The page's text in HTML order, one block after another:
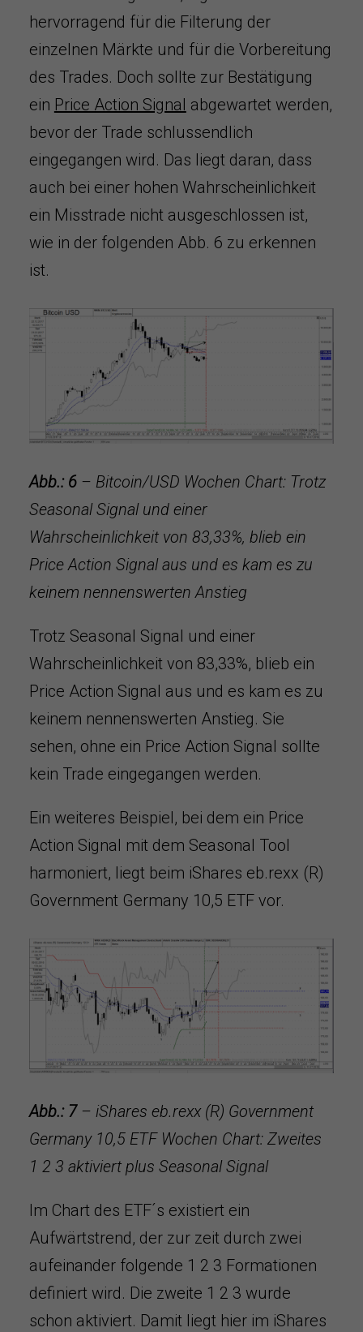
hervorragend für die Filterung der
einzelnen Märkte und für die Vorbereitung
des Trades. Doch sollte zur Bestätigung
ein Price Action Signal abgewartet werden,
bevor der Trade schlussendlich
eingegangen wird. Das liegt daran, dass
auch bei einer hohen Wahrscheinlichkeit
ein Misstrade nicht ausgeschlossen ist,
wie in der folgenden Abb. 6 zu erkennen
ist.
Abb.: 6– Bitcoin/USD Wochen Chart: Trotz
Seasonal Signal und einer
Wahrscheinlichkeit von 83,33%, blieb ein
Price Action Signal aus und es kam es zu
keinem nennenswerten Anstieg
Trotz Seasonal Signal und einer
Wahrscheinlichkeit von 83,33%, blieb ein
Price Action Signal aus und es kam es zu
keinem nennenswerten Anstieg. Sie
sehen, ohne ein Price Action Signal sollte
kein Trade eingegangen werden.
Ein weiteres Beispiel, bei dem ein Price
Action Signal mit dem Seasonal Tool
harmoniert, liegt beim iShares eb.rexx (R)
Government Germany 10,5 ETF vor.
Abb.: 7– iShares eb.rexx (R) Government
Germany 10,5 ETF Wochen Chart: Zweites
1 2 3 aktiviert plus Seasonal Signal
Im Chart des ETF´s existiert ein
Aufwärtstrend, der zur zeit durch zwei
aufeinander folgende 1 2 3 Formationen
definiert wird. Die zweite 1 2 3 wurde
schon aktiviert. Damit liegt hier im iShares